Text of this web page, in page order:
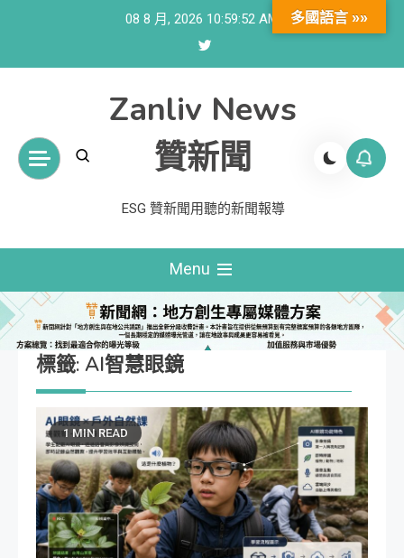
08 8 月, 2026 10:59:52 AM
Zanliv News
贊新聞
ESG 贊新聞用聽的新聞報導
Menu
標籤: AI智慧眼鏡
1 MIN READ
多國語言 »»